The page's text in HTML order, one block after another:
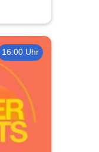
16:00 Uhr